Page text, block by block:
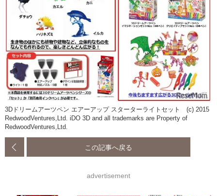
3Dドリームアーツペン エアーアップ スターターライトセット (c) 2015
RedwoodVentures,Ltd. iDO 3D and all trademarks are Property of
RedwoodVentures,Ltd.
この記事へ戻る
advertisement